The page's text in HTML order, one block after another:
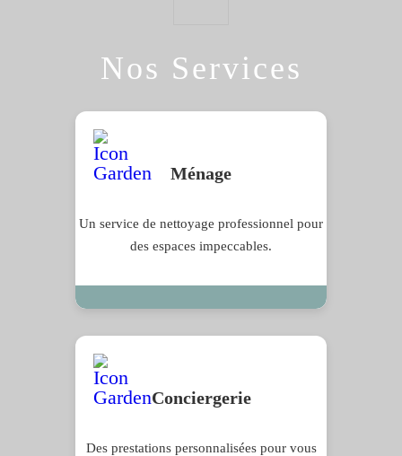
Nos Services
Ménage
Un service de nettoyage professionnel pour
des espaces impeccables.
Conciergerie
Des prestations personnalisées pour vous